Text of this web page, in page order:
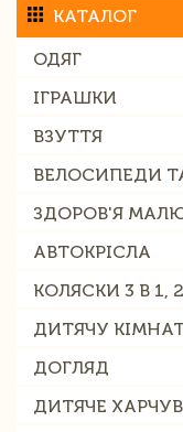
КАТАЛОГ
ОДЯГ
ІГРАШКИ
ВЗУТТЯ
ВЕЛОСИПЕДИ
ЗДОРОВ'Я
АВТОКРІСЛА
КОЛЯСКИ 3 В 1,
ДИТЯЧУ
ДОГЛЯД
ДИТЯЧЕ